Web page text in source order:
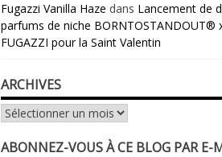
Fugazzi Vanilla Haze dans Lancement de
parfums de niche BORNTOSTANDOUT®
FUGAZZI pour la Saint Valentin
ARCHIVES
Archives
ABONNEZ-VOUS À CE BLOG PAR E-